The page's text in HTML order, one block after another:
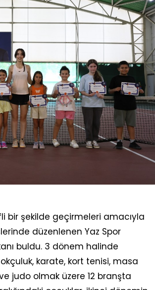
bir şekilde geçirmeleri amacıyla
düzenlenen Yaz Spor
buldu. 3 dönem halinde
karate, kort tenisi, masa
judo olmak üzere 12 branşta